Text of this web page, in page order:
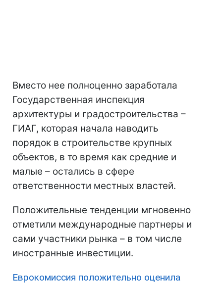
Вместо нее полноценно заработала
Государственная инспекция
архитектуры и градостроительства –
ГИАГ, которая начала наводить
порядок в строительстве крупных
объектов, в то время как средние и
малые – остались в сфере
ответственности местных властей.
Положительные тенденции мгновенно
отметили международные партнеры и
сами участники рынка – в том числе
иностранные инвестиции.
Еврокомиссия положительно оценила